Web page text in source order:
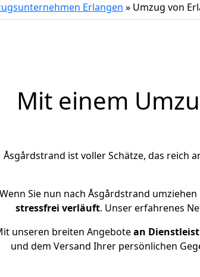
Erlangen » Umzug von
Mit einem
Åsgårdstrand ist voller Schätze, das reich
Wenn Sie nun nach Åsgårdstrand
stressfrei verläuft. Unser erfahrenes
unseren breiten Angebotean
und dem Versand Ihrer persönlichen